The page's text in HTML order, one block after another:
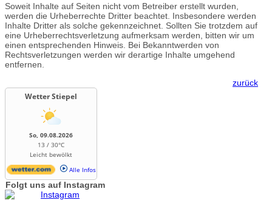
Soweit Inhalte auf Seiten nicht vom Betreiber erstellt wurden,
werden die Urheberrechte Dritter beachtet. Insbesondere werden
Inhalte Dritter als solche gekennzeichnet. Sollten Sie trotzdem auf
eine Urheberrechtsverletzung aufmerksam werden, bitten wir um
einen entsprechenden Hinweis. Bei Bekanntwerden von
Rechtsverletzungen werden wir derartige Inhalte umgehend
entfernen.
zurück
Wetter Stiepel
So, 09.08.2026
13 / 30°C
Leicht bewölkt
Alle Infos
Folgt uns auf Instagram